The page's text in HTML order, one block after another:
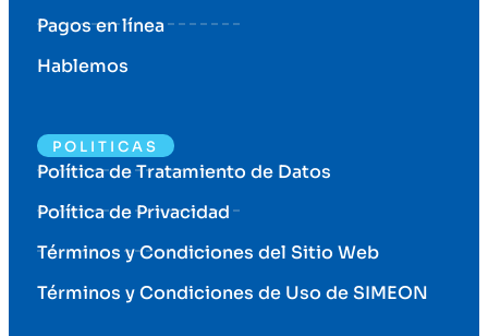
Pagos en línea
Hablemos
POLITICAS
Política de Tratamiento de Datos
Política de Privacidad
Términos y Condiciones del Sitio Web
Términos y Condiciones de Uso de SIMEON